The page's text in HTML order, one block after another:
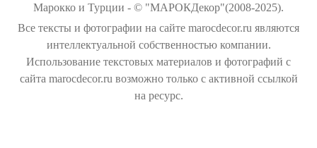
Марокко и Турции - © "МАРОКДекор"(2008-2025).
Все тексты и фотографии на сайте marocdecor.ru являются
интеллектуальной собственностью компании.
Использование текстовых материалов и фотографий с
сайта marocdecor.ru возможно только с активной ссылкой
на ресурс.